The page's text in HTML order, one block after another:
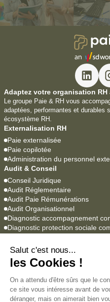
Adaptez votre organisation
Le groupe Paie & RH vous
adaptées, performantes et durables
écosystème RH.
Externalisation RH
Paie externalisée
Paie copilotée
Administration du personnel
Audit & Conseil
Conseil Juridique
Audit Réglementaire
Audit Paie Rémunérations
Audit Organisationnel
Diagnostic accompagnement
Diagnostic protection sociale
YEAP Paie
Lucca SIRH
Agrume
Empowill
Académie
Formations professionnelles